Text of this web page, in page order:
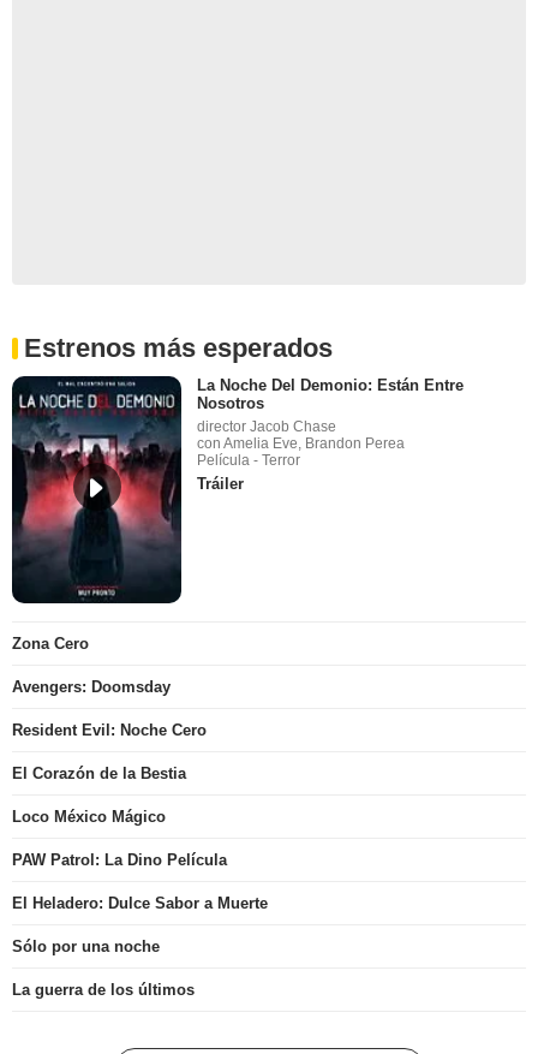
Estrenos más esperados
La Noche Del Demonio: Están Entre
Nosotros
director Jacob Chase
con Amelia Eve, Brandon Perea
Película - Terror
Tráiler
Zona Cero
Avengers: Doomsday
Resident Evil: Noche Cero
El Corazón de la Bestia
Loco México Mágico
PAW Patrol: La Dino Película
El Heladero: Dulce Sabor a Muerte
Sólo por una noche
La guerra de los últimos